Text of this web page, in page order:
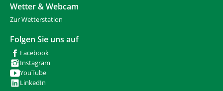
Wetter & Webcam
Zur Wetterstation
Folgen Sie uns auf
Facebook
Instagram
YouTube
LinkedIn